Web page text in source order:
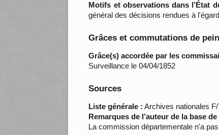
Motifs et observations dans l’État
général des décisions rendues à
Grâces et commutations de
Grâce(s) accordée par les
Surveillance le 04/04/1852
Sources
Liste générale : Archives nationales
Remarques de l’auteur de la base
La commission départementale n'a